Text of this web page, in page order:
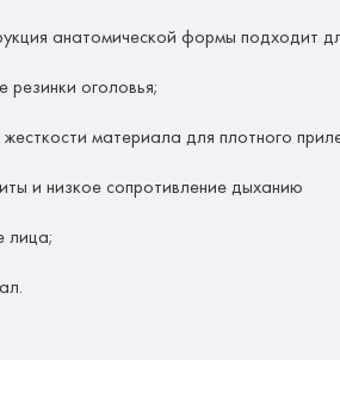
анатомической формы подходит
резинки оголовья;
материала для плотного
и низкое сопротивление дыханию
лица;